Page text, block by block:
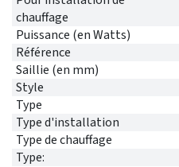
chauffage
Puissance (en Watts)
Référence
Saillie (en mm)
Style
Type
Type d'installation
Type de chauffage
Type: